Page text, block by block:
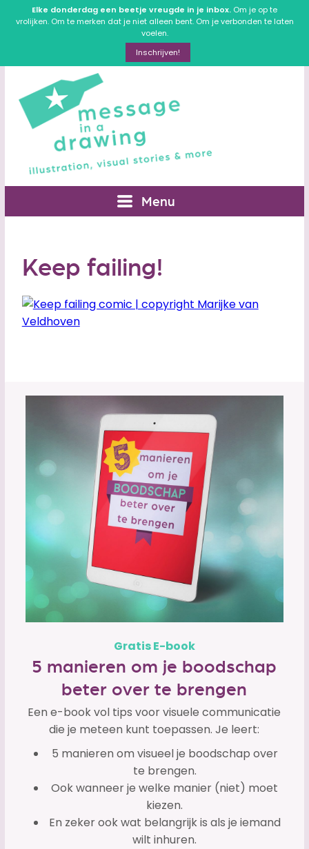
Elke donderdag een beetje vreugde in je inbox. Om je op te
vrolijken. Om te merken dat je niet alleen bent. Om je verbonden te laten
voelen.
Inschrijven!
Menu
Keep failing!
Gratis E-book
5 manieren om je boodschap
beter over te brengen
Een e-book vol tips voor visuele communicatie
die je meteen kunt toepassen. Je leert:
5 manieren om visueel je boodschap over
te brengen.
Ook wanneer je welke manier (niet) moet
kiezen.
En zeker ook wat belangrijk is als je iemand
wilt inhuren.